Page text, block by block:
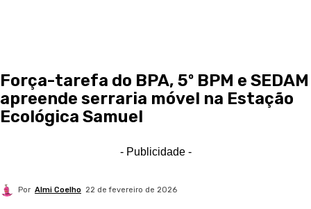
Força-tarefa do BPA, 5º BPM e SEDAM
apreende serraria móvel na Estação
Ecológica Samuel
- Publicidade -
Por Almi Coelho 22 de fevereiro de 2026